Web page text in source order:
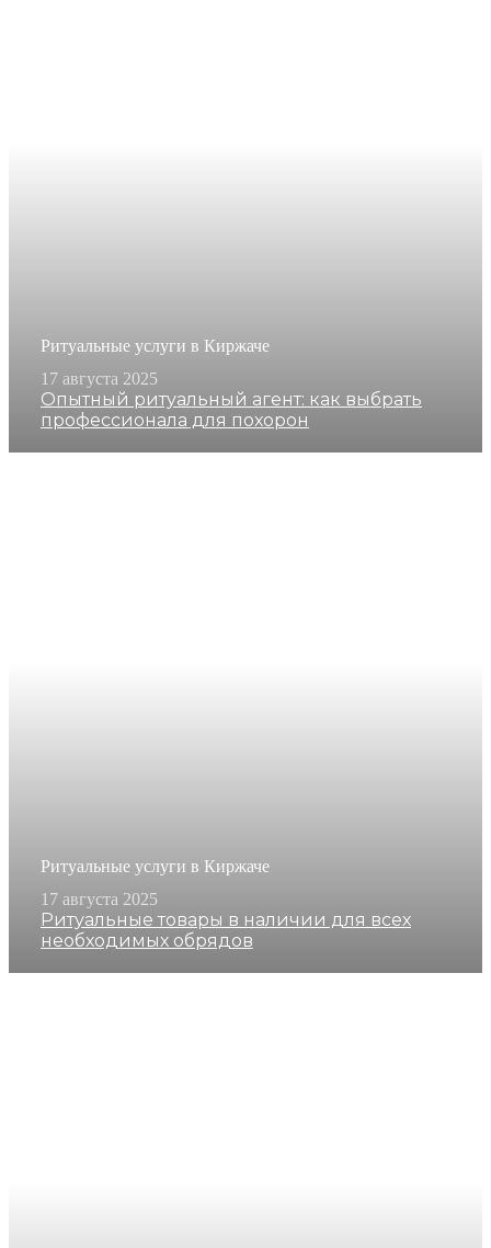
Ритуальные услуги в Киржаче
17 августа 2025
Опытный ритуальный агент: как выбрать
профессионала для похорон
Ритуальные услуги в Киржаче
17 августа 2025
Ритуальные товары в наличии для всех
необходимых обрядов